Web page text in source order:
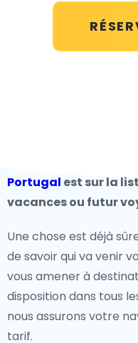
Portugal est sur la
vacances ou futur
Une chose est déjà
de savoir qui va venir
vous amener à
disposition dans tous
nous assurons votre
tarif.